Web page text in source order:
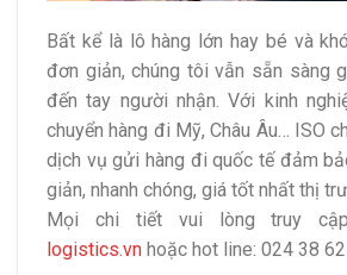
Bất kể là lô hàng lớn hay bé và
đơn giản, chúng tôi vẫn sẵn sàng
đến tay người nhận. Với kinh
chuyển hàng đi Mỹ, Châu Âu… ISO
dịch vụ gửi hàng đi quốc tế đảm
giản, nhanh chóng, giá tốt nhất thị
Mọi chi tiết vui lòng truy
logistics.vn hoặc hot line: 024 38